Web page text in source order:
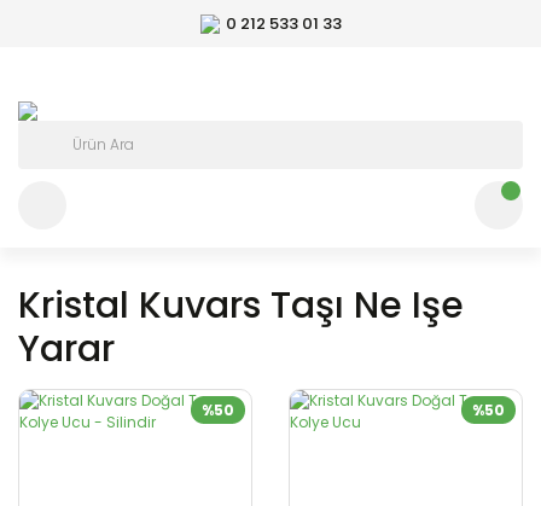
0 212 533 01 33
Kristal Kuvars Taşı Ne Işe
Yarar
%50 %50